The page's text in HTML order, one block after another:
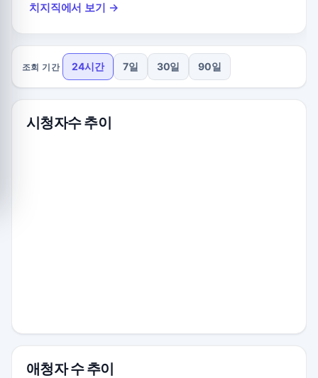
치지직에서 보기 →
조회 기간 24시간 7일 30일 90일
시청자수 추이
애청자 수 추이